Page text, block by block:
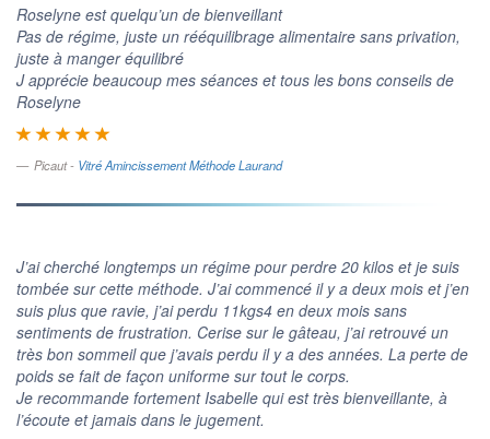
Roselyne est quelqu’un de bienveillant
Pas de régime, juste un rééquilibrage alimentaire sans privation,
juste à manger équilibré
J apprécie beaucoup mes séances et tous les bons conseils de
Roselyne
Picaut - Vitré Amincissement Méthode Laurand
J’ai cherché longtemps un régime pour perdre 20 kilos et je suis
tombée sur cette méthode. J’ai commencé il y a deux mois et j’en
suis plus que ravie, j’ai perdu 11kgs4 en deux mois sans
sentiments de frustration. Cerise sur le gâteau, j’ai retrouvé un
très bon sommeil que j’avais perdu il y a des années. La perte de
poids se fait de façon uniforme sur tout le corps.
Je recommande fortement Isabelle qui est très bienveillante, à
l’écoute et jamais dans le jugement.